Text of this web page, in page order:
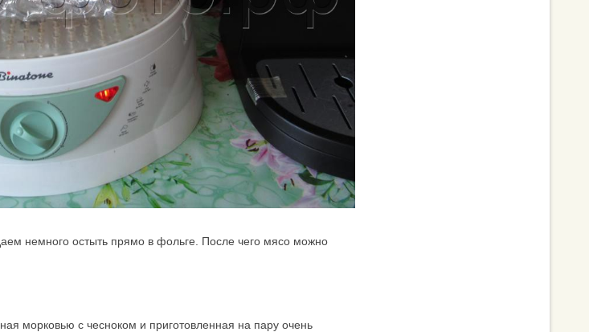
немного остыть прямо в фольге. После чего мясо можно
морковью с чесноком и приготовленная на пару очень